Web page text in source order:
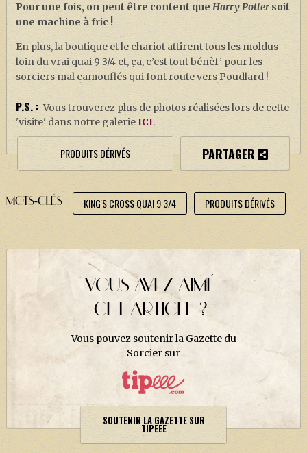
Pour une fois, on peut être content que Harry Pottersoit
une machine à fric !
En plus, la boutique et le chariot attirent tous les moldus
loin du vrai quai 9 3/4 et, ça, c’est tout bénèf’ pour les
sorciers mal camouflés qui font route vers Poudlard !
P.S. : Vous trouverez plus de photos réalisées lors de cette
'visite' dans notre galerieICI.
PRODUITS DÉRIVÉS PARTAGER
MOTS-CLÉS KING'S CROSS QUAI 9 3/4 PRODUITS DÉRIVÉS
VOUS AVEZ AIMÉ
CET ARTICLE ?
Vous pouvez soutenir la Gazette du
Sorcier sur
SOUTENIR LA GAZETTE SUR
TIPEEE